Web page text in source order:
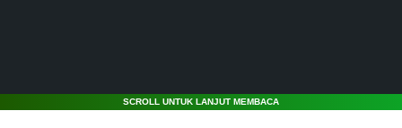
SCROLL UNTUK LANJUT MEMBACA